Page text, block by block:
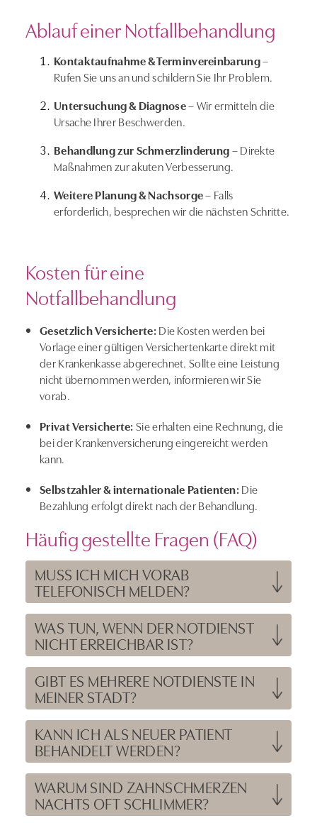
Ablauf einer Notfallbehandlung
Kontaktaufnahme & Terminvereinbarung–
Rufen Sie uns an und schildern Sie Ihr Problem.
Untersuchung & Diagnose– Wir ermitteln die
Ursache Ihrer Beschwerden.
Behandlung zur Schmerzlinderung– Direkte
Maßnahmen zur akuten Verbesserung.
Weitere Planung & Nachsorge– Falls
erforderlich, besprechen wir die nächsten Schritte.
Kosten für eine
Notfallbehandlung
Gesetzlich Versicherte:Die Kosten werden bei
Vorlage einer gültigen Versichertenkarte direkt mit
der Krankenkasse abgerechnet. Sollte eine Leistung
nicht übernommen werden, informieren wir Sie
vorab.
Privat Versicherte:Sie erhalten eine Rechnung, die
bei der Krankenversicherung eingereicht werden
kann.
Selbstzahler & internationale Patienten:Die
Bezahlung erfolgt direkt nach der Behandlung.
Häufig gestellte Fragen (FAQ)
MUSS ICH MICH VORAB
TELEFONISCH MELDEN?
WAS TUN, WENN DER NOTDIENST
NICHT ERREICHBAR IST?
GIBT ES MEHRERE NOTDIENSTE IN
MEINER STADT?
KANN ICH ALS NEUER PATIENT
BEHANDELT WERDEN?
WARUM SIND ZAHNSCHMERZEN
NACHTS OFT SCHLIMMER?